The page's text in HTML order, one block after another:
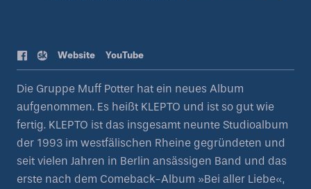
Website YouTube
Die Gruppe Muff Potter hat ein neues Album
aufgenommen. Es heißt KLEPTO und ist so gut wie
fertig. KLEPTO ist das insgesamt neunte Studioalbum
der 1993 im westfälischen Rheine gegründeten und
seit vielen Jahren in Berlin ansässigen Band und das
erste nach dem Comeback-Album »Bei aller Liebe«,